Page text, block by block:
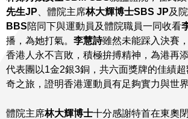
先生JP 、體院主席林大輝博士SBS JP及
BBS陪同下與運動員及體院職員一同收看
播，為她打氣。 李慧詩雖然未能踩入決賽
香港人永不言敗，積極拚搏精神，為港再
代表團以1金2銀3銅，共六面獎牌的佳績
奇之旅，證明香港運動員有足夠實力與世
體院主席林大輝博士十分感謝特首在東奧